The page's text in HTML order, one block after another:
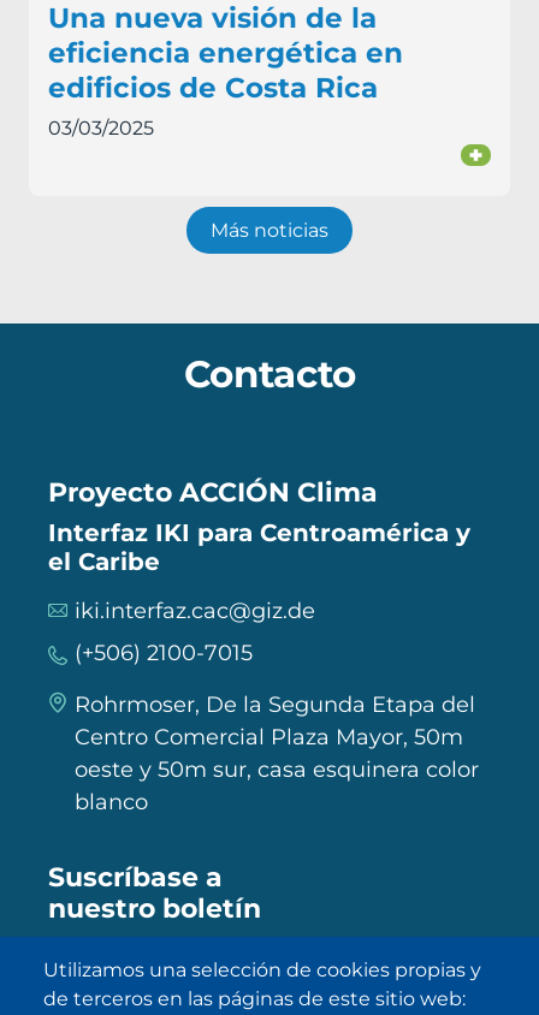
Una nueva visión de la
eficiencia energética en
edificios de Costa Rica
03/03/2025
+
Más noticias
Contacto
Proyecto ACCIÓN Clima
Interfaz IKI para Centroamérica y
el Caribe
iki.interfaz.cac@giz.de
(+506) 2100-7015
Rohrmoser, De la Segunda Etapa del
Centro Comercial Plaza Mayor, 50m
oeste y 50m sur, casa esquinera color
blanco
Suscríbase a
nuestro boletín
Utilizamos una selección de cookies propias y
de terceros en las páginas de este sitio web: